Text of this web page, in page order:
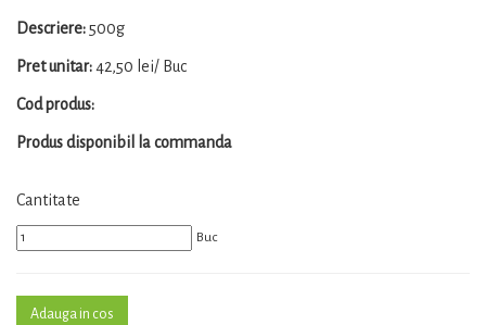
Descriere:500g
Pret unitar:42,50 lei/ Buc
Cod produs:
Produs disponibil la commanda
Cantitate
Buc